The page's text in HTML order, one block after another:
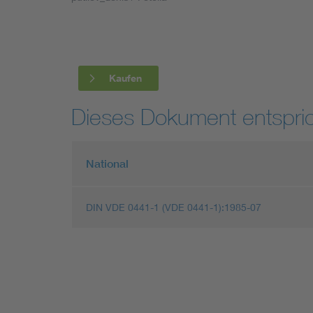
Mobility
Kaufen
Dieses Dokument
National
DIN VDE 0441-1 (VDE 0441-1):1985-07